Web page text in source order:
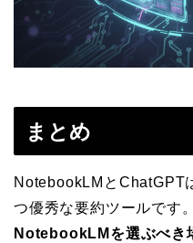
まとめ
NotebookLMとChatGPT
つ優秀な要約ツールです。
NotebookLMを選ぶべき